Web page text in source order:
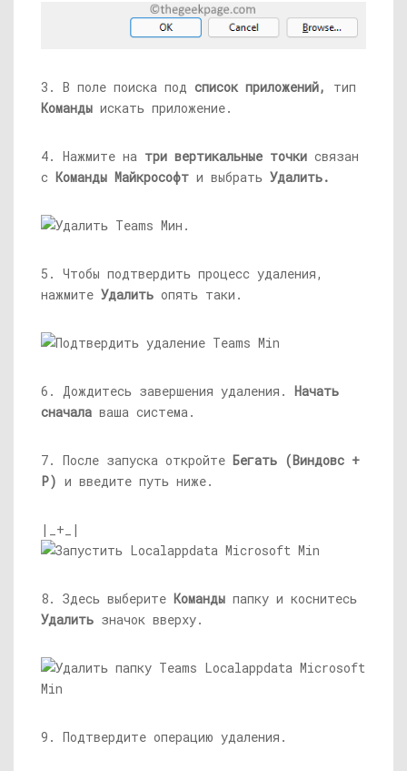
3. В поле поиска под список приложений,
тип
Команды искать приложение.
4. Нажмите на три вертикальные точки связан
с Команды Майкрософт и выбрать Удалить.
5. Чтобы подтвердить процесс удаления,
нажмите Удалить опять таки.
6. Дождитесь завершения удаления. Начать
сначала ваша система.
7. После запуска откройте Бегать (Виндовс +
Р) и введите путь ниже.
|_+_|
8. Здесь выберите Команды папку и коснитесь
Удалить значок вверху.
9. Подтвердите операцию удаления.